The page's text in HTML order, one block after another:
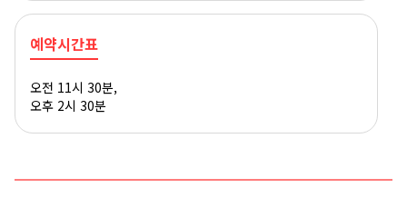
예약시간표
오전 11시 30분,
오후 2시 30분